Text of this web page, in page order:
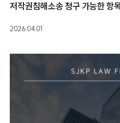
의미합니다.
저작권침해소송 청구 가능한 항
2026.04.01